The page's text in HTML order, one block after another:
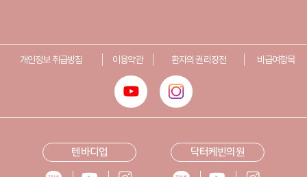
개인정보 취급방침 이용약관 환자의 권리장전 비급여항목
텐바디업 닥터케빈의원